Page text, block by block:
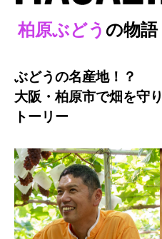
柏原ぶどう の物語
ぶどうの名産地！？
大阪・柏原市で畑を守
トーリー